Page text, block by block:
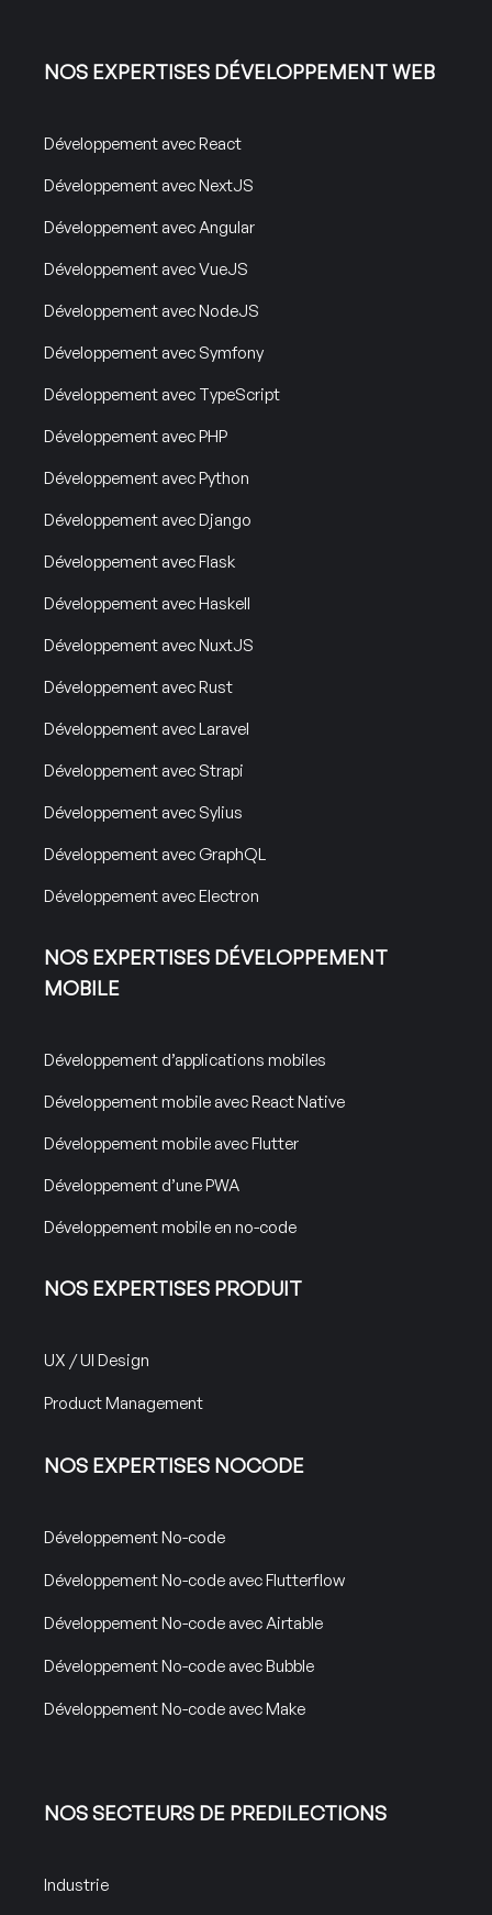
NOS EXPERTISES DÉVELOPPEMENT WEB
Développement avec React
Développement avec NextJS
Développement avec Angular
Développement avec VueJS
Développement avec NodeJS
Développement avec Symfony
Développement avec TypeScript
Développement avec PHP
Développement avec Python
Développement avec Django
Développement avec Flask
Développement avec Haskell
Développement avec NuxtJS
Développement avec Rust
Développement avec Laravel
Développement avec Strapi
Développement avec Sylius
Développement avec GraphQL
Développement avec Electron
NOS EXPERTISES DÉVELOPPEMENT
MOBILE
Développement d’applications mobiles
Développement mobile avec React Native
Développement mobile avec Flutter
Développement d’une PWA
Développement mobile en no-code
NOS EXPERTISES PRODUIT
UX / UI Design
Product Management
NOS EXPERTISES NOCODE
Développement No-code
Développement No-code avec Flutterflow
Développement No-code avec Airtable
Développement No-code avec Bubble
Développement No-code avec Make
NOS SECTEURS DE PREDILECTIONS
Industrie